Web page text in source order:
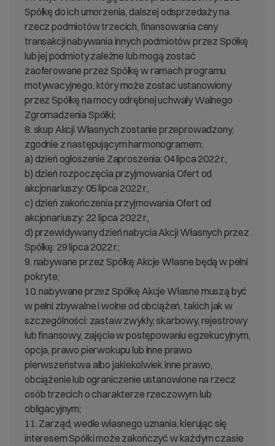
Spółkę do ich umorzenia, dalszej odsprzedaży na
rzecz podmiotów trzecich, finansowania ceny
transakcji nabywania innych podmiotów przez Spółkę
lub jej podmioty zależne lub mogą zostać
zaoferowane przez Spółkę w ramach programu
motywacyjnego, który może zostać ustanowiony
przez Spółkę na mocy odrębnej uchwały Walnego
Zgromadzenia Spółki;
8. skup Akcji Własnych zostanie przeprowadzony,
zgodnie z następującym harmonogramem:
a) dzień ogłoszenie Zaproszenia: 04 lipca 2022 r.,
b) dzień rozpoczęcia przyjmowania Ofert od
akcjonariuszy: 05 lipca 2022 r.,
c) dzień zakończenia przyjmowania Ofert od
akcjonariuszy: 22 lipca 2022 r.,
d) przewidywany dzień nabycia Akcji Własnych przez
Spółkę: 29 lipca 2022 r.;
9. nabywane przez Spółkę Akcje Własne będą w pełni
pokryte;
10. nabywane przez Spółkę Akcje Własne muszą być
w pełni zbywalne i wolne od obciążeń, takich jak w
szczególności: zastaw zwykły, skarbowy, rejestrowy
lub finansowy, zajęcie w postępowaniu egzekucyjnym,
opcja, prawo pierwokupu lub inne prawo
pierwszeństwa albo jakiekolwiek inne prawo,
obciążenie lub ograniczenie ustanowione na rzecz
osób trzecich o charakterze rzeczowym lub
obligacyjnym;
11. Zarząd, wedle własnego uznania, kierując się
interesem Spółki może zakończyć w każdym czasie